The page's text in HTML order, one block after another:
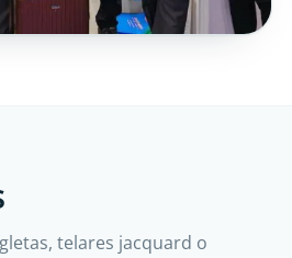
telares jacquard o